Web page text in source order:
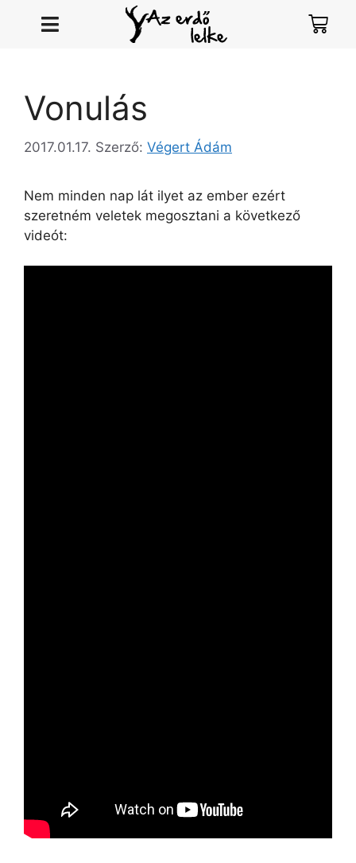
Vonulás
2017.01.17. Szerző: Végert Ádám
Nem minden nap lát ilyet az ember ezért
szeretném veletek megosztani a következő
videót: